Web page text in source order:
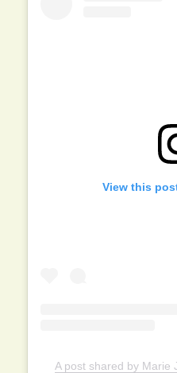
View this
A post shared by Marie